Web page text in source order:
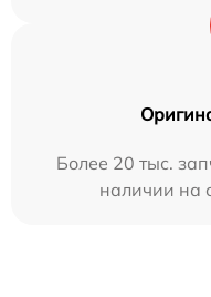
Более 20 тыс.
наличии на